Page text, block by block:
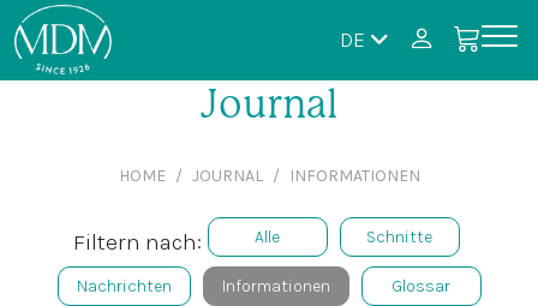
DE
Journal
HOME JOURNAL INFORMATIONEN
Filtern nach: Alle Schnitte
Nachrichten Informationen Glossar